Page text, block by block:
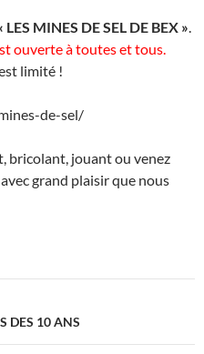
LES MINES DE SEL DE BEX »
ouverte à toutes et tous.
limité !
de-sel/
bricolant, jouant ou venez
grand plaisir que nous
DES 10 ANS